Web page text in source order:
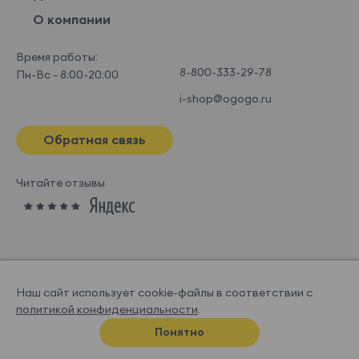
О компании
Время работы:
Пн-Вс - 8:00-20:00
8-800-333-29-78
i-shop@ogogo.ru
Обратная связь
Читайте отзывы
© OGOGOHOME, 2026
Спроектировано и нарисовано вСупрематике
Наш сайт использует cookie-файлы в соответствии с
политикой конфиденциальности.
Понятно